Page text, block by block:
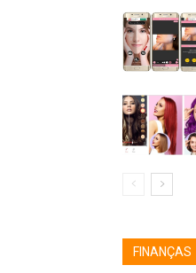
FINANÇAS